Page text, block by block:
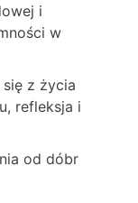
i
w
z życia
refleksja i
od dóbr